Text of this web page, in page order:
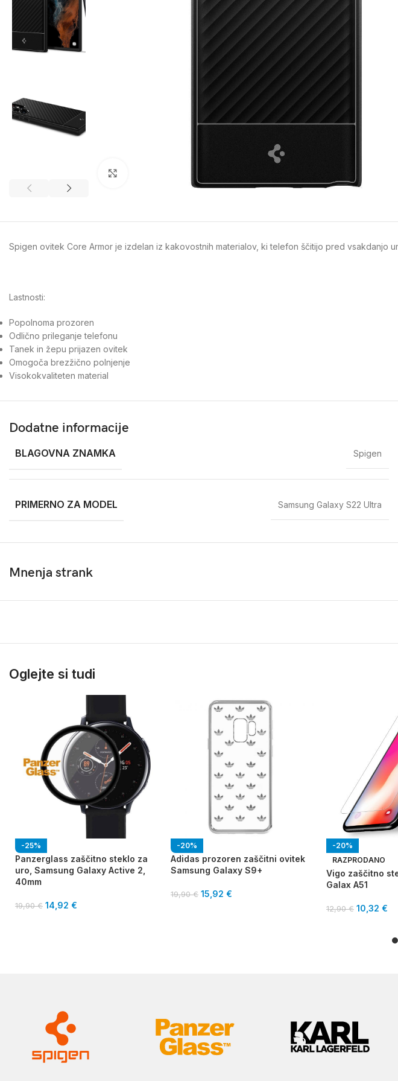
Spigen ovitek Core Armor je izdelan iz kakovostnih materialov, ki telefon ščitijo pred vsakdanjo
Lastnosti:
Popolnoma prozoren
Odlično prileganje telefonu
Tanek in žepu prijazen ovitek
Omogoča brezžično polnjenje
Visokokvaliteten material
Dodatne informacije
BLAGOVNA ZNAMKA Spigen
PRIMERNO ZA MODEL Samsung Galaxy S22 Ultra
Mnenja strank
Oglejte si tudi
-25%
Panzerglass zaščitno steklo za
uro, Samsung Galaxy Active 2,
40mm
19,90€ 14,92 €
-20%
Adidas prozoren zaščitni ovitek
Samsung Galaxy S9+
19,90€ 15,92 €
-20%
RAZPRODANO
Vigo zaščitno
Galax A51
12,90€ 10,32 €